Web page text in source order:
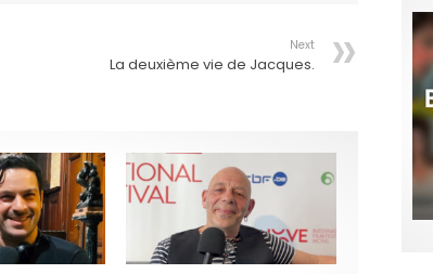
Next
La deuxième vie de Jacques.